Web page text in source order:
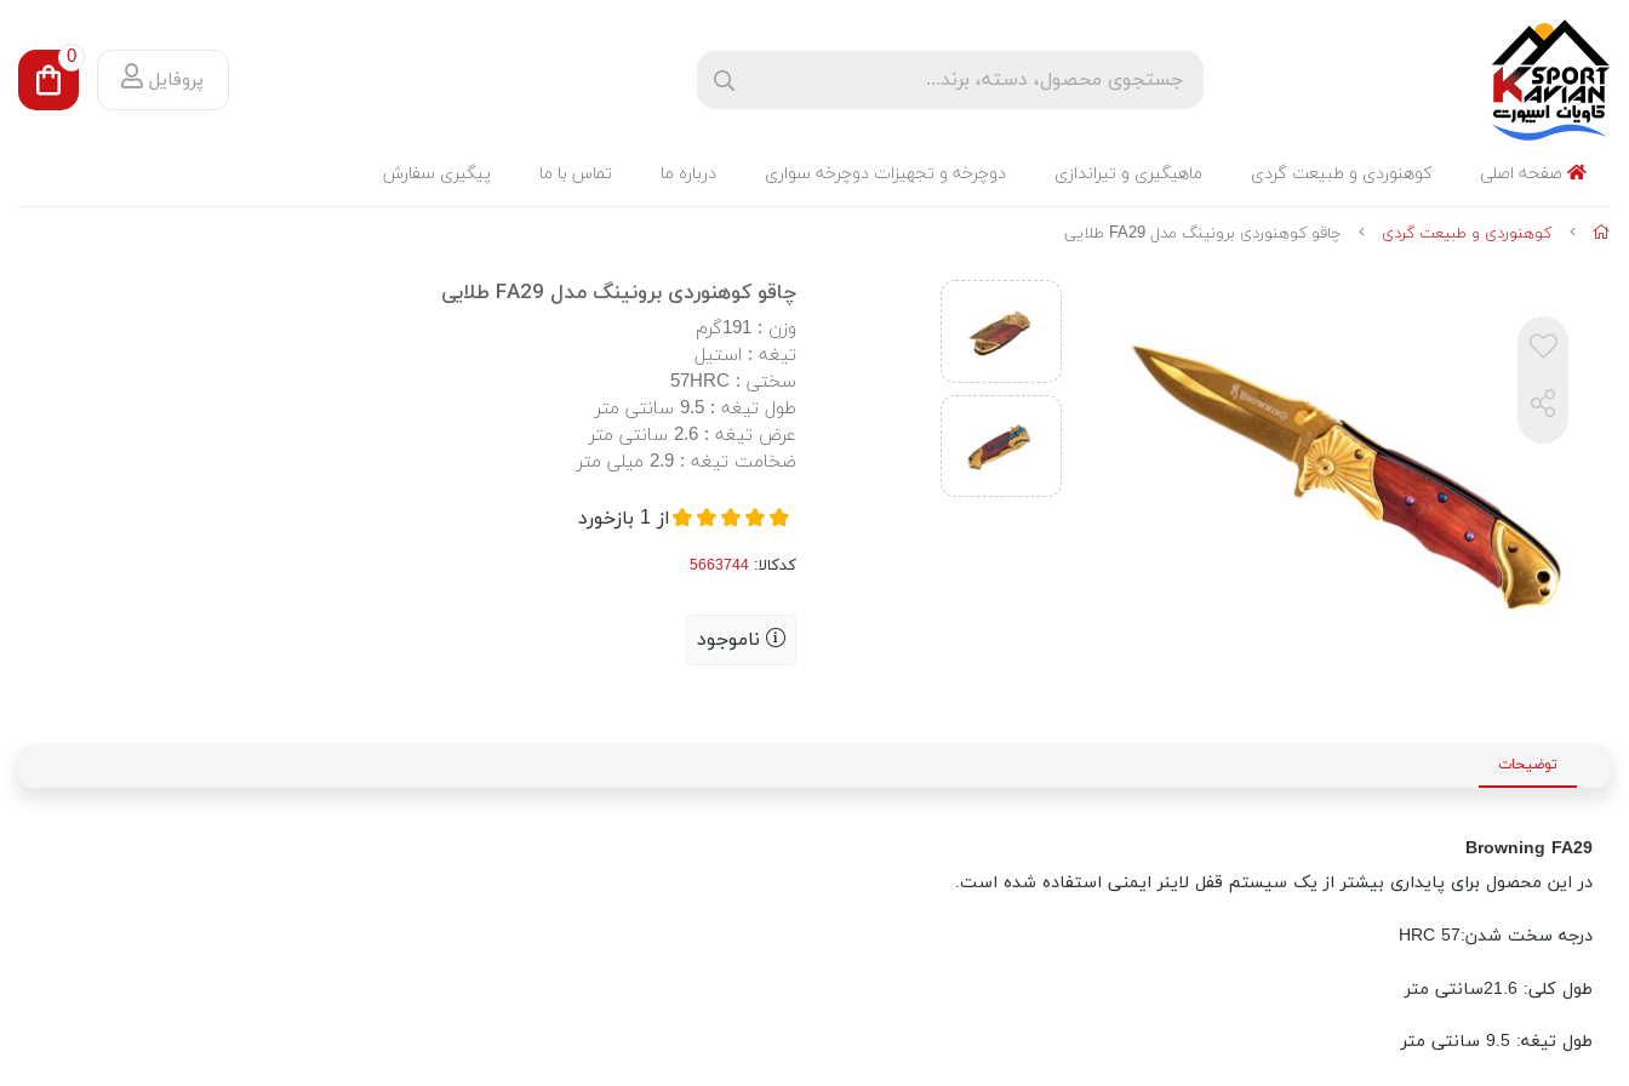
پروفایل
0
صفحه اصلی کوهنوردی و طبیعت گردی ماهیگیری و تیراندازی دوچرخه و تجهیزات دوچرخه سواری درباره ما تماس با ما پیگیری سفارش
کوهنوردی و طبیعت گردی چاقو کوهنوردی برونینگ مدل FA29 طلایی
چاقو کوهنوردی برونینگ مدل FA29 طلایی
وزن : 191گرم
تیغه : استیل
سختی : 57HRC
طول تیغه : 9.5 سانتی متر
عرض تیغه : 2.6 سانتی متر
ضخامت تیغه : 2.9 میلی متر
از 1 بازخورد
کدکالا:
ناموجود
توضیحات
Browning FA29
در این محصول برای پایداری بیشتر از یک سیستم قفل لاینر ایمنی استفاده شده است.
درجه سخت شدن:HRC 57
طول کلی: 21.6سانتی متر
طول تیغه: 9.5 سانتی متر